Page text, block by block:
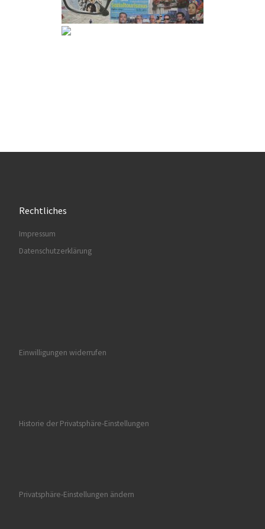
Rechtliches
Impressum
Datenschutzerklärung
Einwilligungen widerrufen
Historie der Privatsphäre-Einstellungen
Privatsphäre-Einstellungen ändern